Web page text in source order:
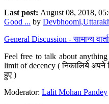
Last post: August 08, 2018,
Good ... by
General Discussion - सामान्य
Feel free to talk about
limit of decency ( निकालिये अपने
हुए )
Moderator: Lalit Mohan Pandey